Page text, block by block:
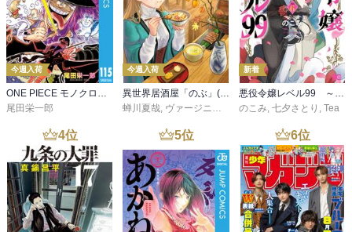
今週入荷
ONE PIECE モノクロ版 115
尾田栄一郎
今週入荷
異世界居酒屋「のぶ」(22)
蝉川夏哉, ヴァージニア二等兵 ,転
新着
悪役令嬢レベル99 ～私は裏ボスですが魔王ではありません～ その６
のこみ, 七夕さとり , Tea
4位 5位 6位